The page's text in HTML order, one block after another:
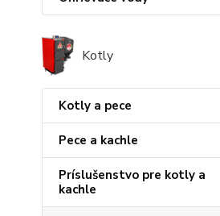
Kotly
Kotly a pece
Pece a kachle
Príslušenstvo pre kotly a
kachle